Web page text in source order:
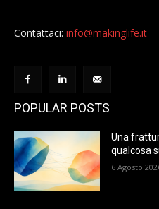
Contattaci: info@makinglife.it
POPULAR POSTS
Una
qualcosa
6 Agosto